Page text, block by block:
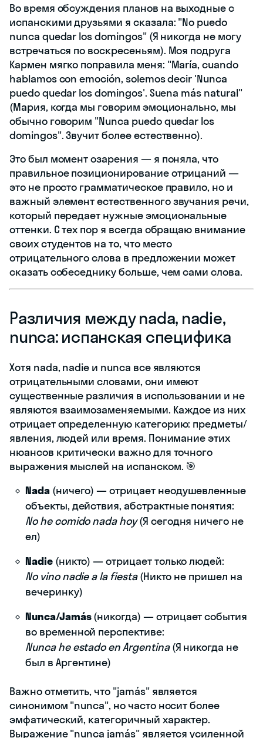
Во время обсуждения планов на выходные с
испанскими друзьями я сказала: "No puedo
nunca quedar los domingos" (Я никогда не могу
встречаться по воскресеньям). Моя подруга
Кармен мягко поправила меня: "María, cuando
hablamos con emoción, solemos decir 'Nunca
puedo quedar los domingos'. Suena más natural"
(Мария, когда мы говорим эмоционально, мы
обычно говорим "Nunca puedo quedar los
domingos". Звучит более естественно).
Это был момент озарения — я поняла, что
правильное позиционирование отрицаний —
это не просто грамматическое правило, но и
важный элемент естественного звучания речи,
который передает нужные эмоциональные
оттенки. С тех пор я всегда обращаю внимание
своих студентов на то, что место
отрицательного слова в предложении может
сказать собеседнику больше, чем сами слова.
Различия между nada, nadie,
nunca: испанская специфика
Хотя nada, nadie и nunca все являются
отрицательными словами, они имеют
существенные различия в использовании и не
являются взаимозаменяемыми. Каждое из них
отрицает определенную категорию: предметы/
явления, людей или время. Понимание этих
нюансов критически важно для точного
выражения мыслей на испанском. 🎯
Nada(ничего) — отрицает неодушевленные
объекты, действия, абстрактные понятия:
No he comido nada hoy(Я сегодня ничего не
ел)
Nadie(никто) — отрицает только людей:
No vino nadie a la fiesta(Никто не пришел на
вечеринку)
Nunca/Jamás(никогда) — отрицает события
во временной перспективе:
Nunca he estado en Argentina(Я никогда не
был в Аргентине)
Важно отметить, что "jamás" является
синонимом "nunca", но часто носит более
эмфатический, категоричный характер.
Выражение "nunca jamás" является усиленной